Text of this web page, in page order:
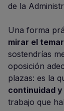
de la
Una forma
mirar el
sostendrías
oposición
plazas: es la
continuidad
trabajo que